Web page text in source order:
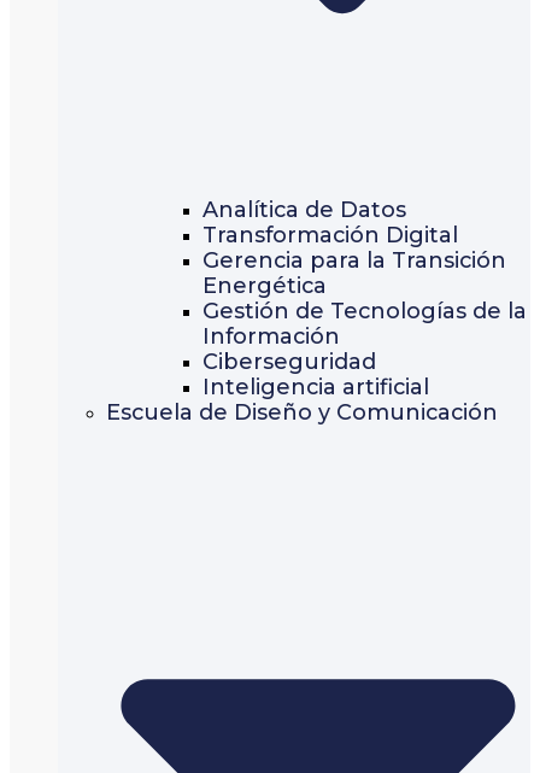
Analítica de Datos
Transformación Digital
Gerencia para la Transición
Energética
Gestión de Tecnologías de la
Información
Ciberseguridad
Inteligencia artificial
Escuela de Diseño y Comunicación